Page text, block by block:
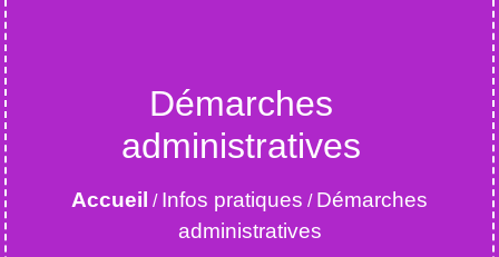
Démarches
administratives
Accueil / Infos pratiques / Démarches
administratives